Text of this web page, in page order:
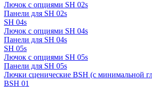
Лючок с опциями SH 02s
Панели для SH 02s
SH 04s
Лючок с опциями SH 04s
Панели для SH 04s
SH 05s
Лючок с опциями SH 05s
Панели для SH 05s
Лючки сценические BSH (с минимальной
BSH 01